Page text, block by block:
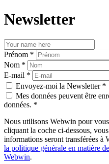
Newsletter
Prénom *
Nom *
E-mail *
Envoyez-moi la Newsletter *
Mes données peuvent être
données. *
Nous utilisons Webwin pour
cliquant la coche ci-dessous,
informations seront transférées à
la politique générale en matière
Webwin.